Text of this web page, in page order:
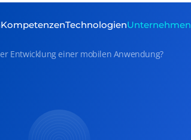
KompetenzenTechnologienUnternehmen
Entwicklung einer mobilen Anwendung?